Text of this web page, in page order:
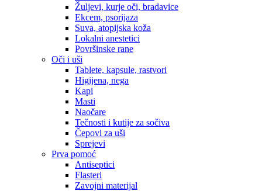
Žuljevi, kurje oči, bradavice
Ekcem, psorijaza
Suva, atopijska koža
Lokalni anestetici
Površinske rane
Oči i uši
Tablete, kapsule, rastvori
Higijena, nega
Kapi
Masti
Naočare
Tečnosti i kutije za sočiva
Čepovi za uši
Sprejevi
Prva pomoć
Antiseptici
Flasteri
Zavojni materijal